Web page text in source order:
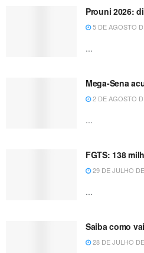
Prouni 2026:
5 DE AGOSTO
...
Mega-Sena
2 DE AGOSTO
...
FGTS: 138
29 DE JULHO
...
Saiba como
28 DE JULHO